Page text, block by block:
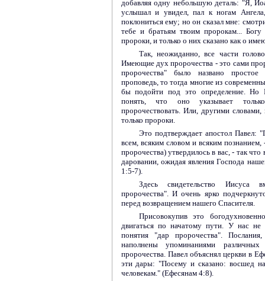
добавляя одну небольшую деталь: "Я,
услышал и увидел, пал к ногам
поклониться ему; но он сказал мне:
тебе и братьям твоим пророкам...
пророки, и только о них сказано как о
Так, неожиданно, все части
Имеющие дух пророчества - это сами
пророчества" было названо
проповедь, то тогда многие из
бы подойти под это определение. Но
понять, что оно указывает
пророчествовать. Или, другими
только пророки.
Это подтверждает апостол Павел:
всем, всяким словом и всяким
пророчества) утвердилось в вас, - так
даровании, ожидая явления Господа
1:5-7).
Здесь свидетельство Иисуса
пророчества". И очень ярко
перед возвращением нашего Спасителя.
Присовокупив это
двигаться по начатому пути. У нас не
понятия "дар пророчества".
наполнены упоминаниями
пророчества. Павел объяснял церкви в
эти дары: "Посему и сказано: восшед
человекам." (Ефесянам 4:8).